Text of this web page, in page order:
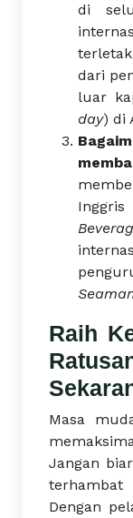
di
dari
luar
day) di
Raih
Masa
Jangan
Dengan